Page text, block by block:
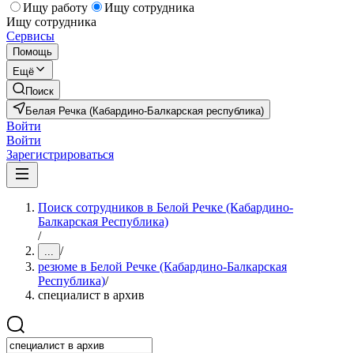
Ищу работу
Ищу сотрудника
Ищу сотрудника
Сервисы
Помощь
Ещё
Поиск
Белая Речка (Кабардино-Балкарская республика)
Войти
Войти
Зарегистрироваться
Поиск сотрудников в Белой Речке (Кабардино-
Балкарская Республика)
/
... /
резюме в Белой Речке (Кабардино-Балкарская
Республика)/
специалист в архив